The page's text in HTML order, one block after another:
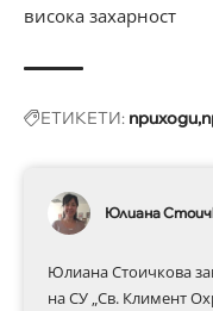
висока захарност
ЕТИКЕТИ: приходи
Юлиана
Юлиана Стоичкова
на СУ „Св. Климент